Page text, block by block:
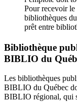
Pour recevoir
bibliothèques
prêt entre
Bibliothèque
BIBLIO du
Les bibliothèques
BIBLIO du Québec
BIBLIO régional, qui